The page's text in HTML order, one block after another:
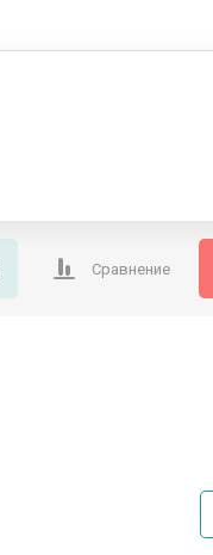
Сравнение